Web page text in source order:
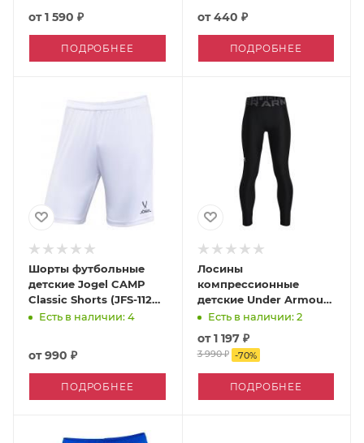
от1 590 ₽
ПОДРОБНЕЕ
от440 ₽
ПОДРОБНЕЕ
Шорты футбольные
детские Jogel CAMP
Classic Shorts (JFS-1120-
K)Есть в наличии: 4
от990 ₽
ПОДРОБНЕЕ
Лосины
компрессионные
детские Under Armour
HeatGear Compression
Есть в наличии: 2
от1 197 ₽
3 990 ₽ -70%
ПОДРОБНЕЕ